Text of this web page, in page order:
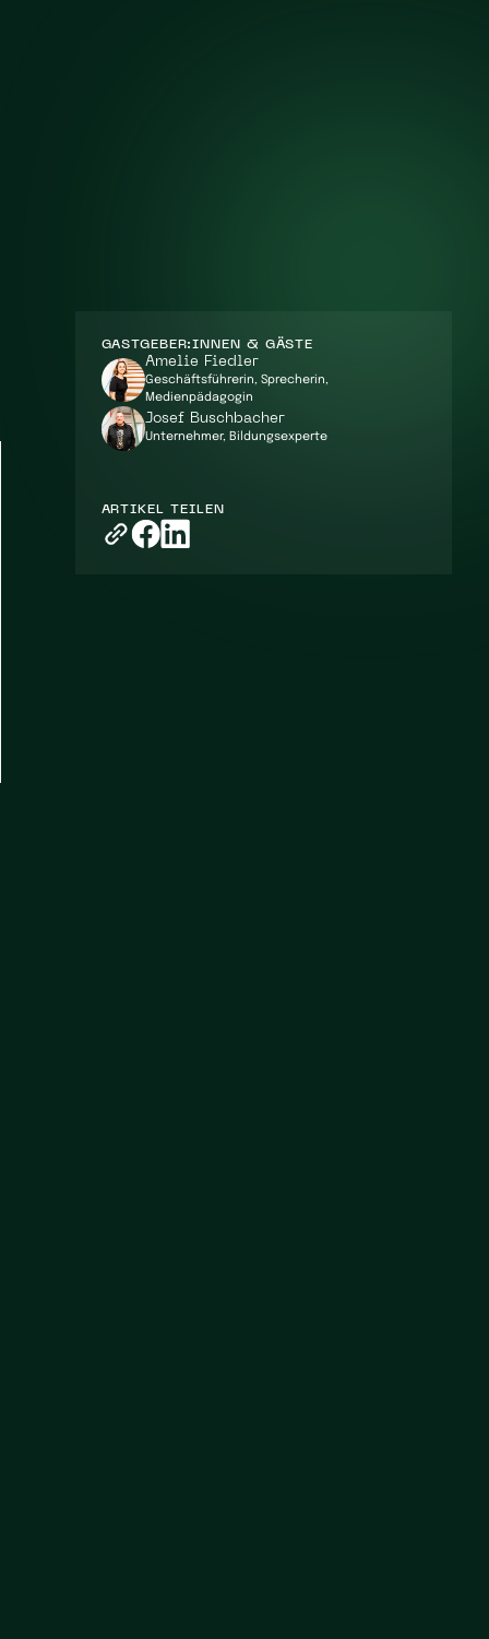
GASTGEBER:INNEN & GÄSTE
Amelie Fiedler
Geschäftsführerin, Sprecherin,
Medienpädagogin
Josef Buschbacher
Unternehmer, Bildungsexperte
ARTIKEL TEILEN